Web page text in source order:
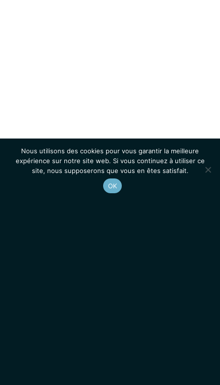
Nous utilisons des cookies pour vous garantir la meilleure
expérience sur notre site web. Si vous continuez à utiliser ce
site, nous supposerons que vous en êtes satisfait.
OK